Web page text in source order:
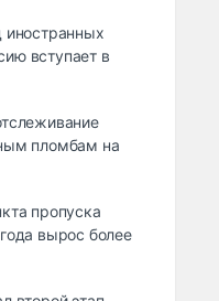
иностранных
вступает в
пломбам на
пропуска
вырос более